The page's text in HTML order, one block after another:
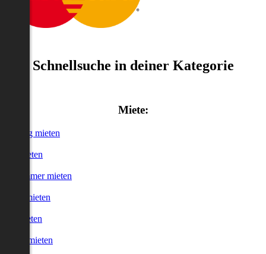
Schnellsuche in deiner Kategorie
Miete:
mieten
mieten
Zimmer mieten
mieten
mieten